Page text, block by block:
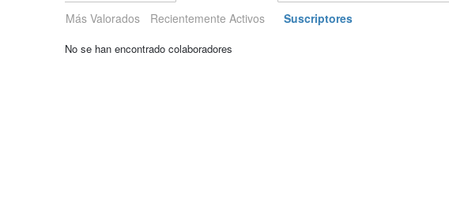
Más Valorados Recientemente Activos Suscriptores
No se han encontrado colaboradores